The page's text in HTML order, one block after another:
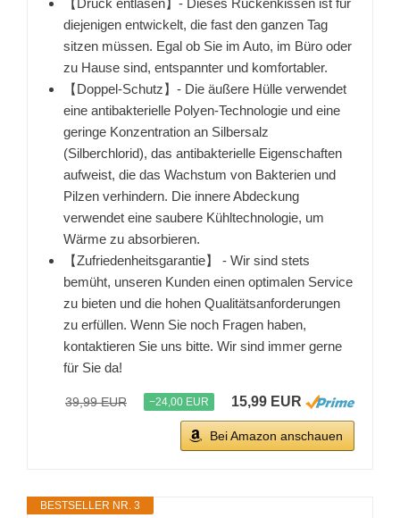
【Druck entlasen】- Dieses Rückenkissen ist für
diejenigen entwickelt, die fast den ganzen Tag
sitzen müssen. Egal ob Sie im Auto, im Büro oder
zu Hause sind, entspannter und komfortabler.
【Doppel-Schutz】- Die äußere Hülle verwendet
eine antibakterielle Polyen-Technologie und eine
geringe Konzentration an Silbersalz
(Silberchlorid), das antibakterielle Eigenschaften
aufweist, die das Wachstum von Bakterien und
Pilzen verhindern. Die innere Abdeckung
verwendet eine saubere Kühltechnologie, um
Wärme zu absorbieren.
【Zufriedenheitsgarantie】 - Wir sind stets
bemüht, unseren Kunden einen optimalen Service
zu bieten und die hohen Qualitätsanforderungen
zu erfüllen. Wenn Sie noch Fragen haben,
kontaktieren Sie uns bitte. Wir sind immer gerne
für Sie da!
39,99 EUR −24,00 EUR 15,99 EUR
Bei Amazon anschauen
BESTSELLER NR. 3